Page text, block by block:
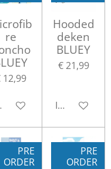
re
12,99
winkelwagen
Hooded
deken
BLUEY
€ 21,99
In
PRE
ORDER
PRE
ORDER